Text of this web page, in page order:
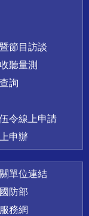
節目訪談
聽量測
詢
令線上申請
申辦
單位連結
防部
務網